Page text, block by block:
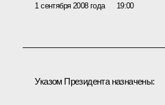
1 сентября 2008 года 19:00
Указом Президента назначены: